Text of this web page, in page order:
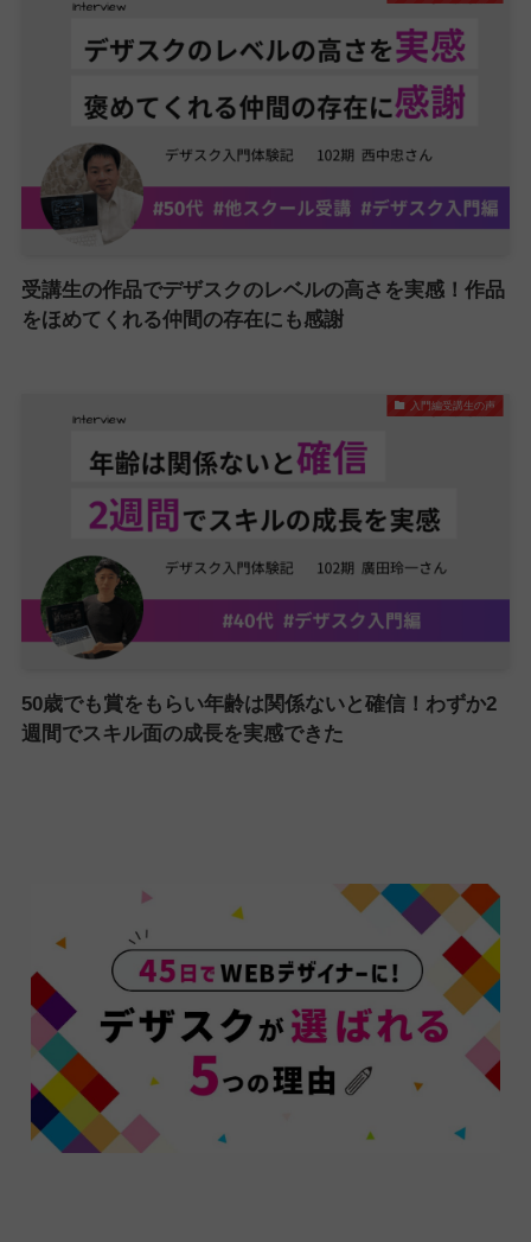
受講生の作品でデザスクのレベルの高さを実感！作品
をほめてくれる仲間の存在にも感謝
入門編受講生の声
50歳でも賞をもらい年齢は関係ないと確信！わずか2
週間でスキル面の成長を実感できた